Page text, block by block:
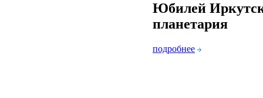
Юбилей
планетария
подробнее